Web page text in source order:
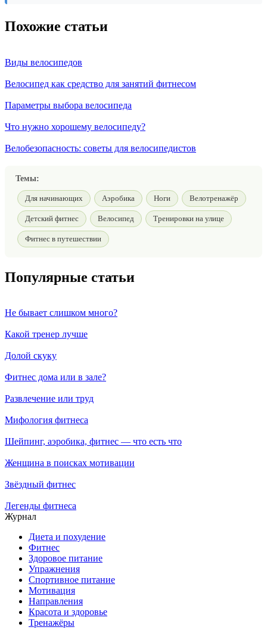
Похожие статьи
Виды велосипедов
Велосипед как средство для занятий фитнесом
Параметры выбора велосипеда
Что нужно хорошему велосипеду?
Велобезопасность: советы для велосипедистов
Темы:
Для начинающих Аэробика Ноги Велотренажёр
Детский фитнес Велосипед Тренировки на улице
Фитнес в путешествии
Популярные статьи
Не бывает слишком много?
Какой тренер лучше
Долой скуку
Фитнес дома или в зале?
Развлечение или труд
Мифология фитнеса
Шейпинг, аэробика, фитнес — что есть что
Женщина в поисках мотивации
Звёздный фитнес
Легенды фитнеса
Журнал
Диета и похудение
Фитнес
Здоровое питание
Упражнения
Спортивное питание
Мотивация
Направления
Красота и здоровье
Тренажёры